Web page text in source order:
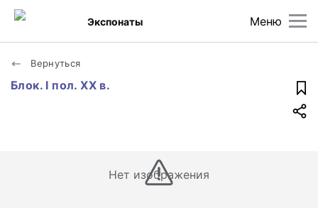
Меню
Экспонаты
Вернуться
Блок. I пол. XX в.
Нет изображения